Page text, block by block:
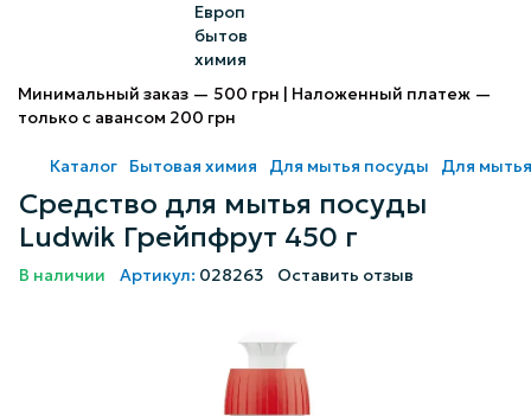
Минимальный заказ — 500 грн | Наложенный платеж —
только с авансом 200 грн
Каталог Бытовая химия Для мытья посуды Для
Средство для мытья посуды
Ludwik Грейпфрут 450 г
В наличии Артикул: 028263 Оставить отзыв